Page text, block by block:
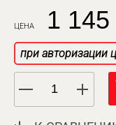
ЦЕНА 1 145
при авторизации